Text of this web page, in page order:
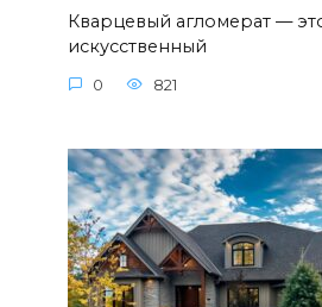
Кварцевый агломерат —
искусственный
0 821